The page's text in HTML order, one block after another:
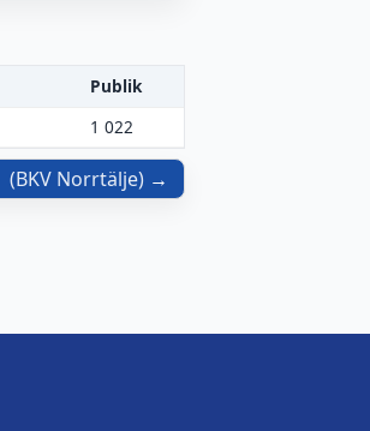
Publik
1 022
(BKV Norrtälje)